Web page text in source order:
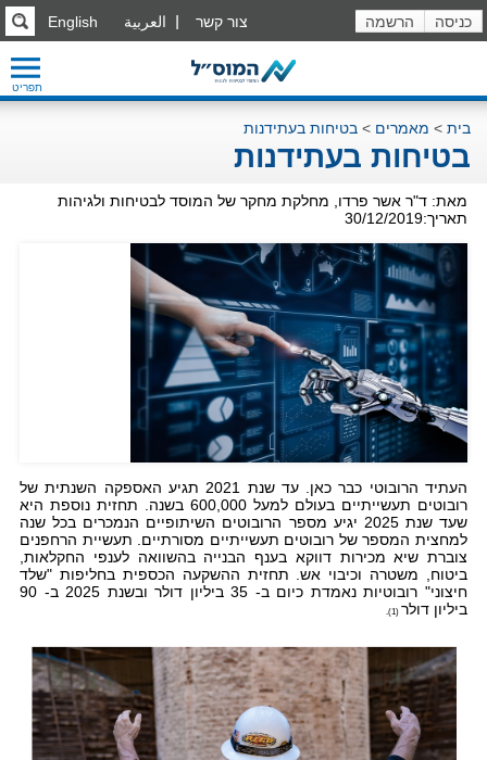
כניסה הרשמה English العربية צור קשר
תפריט
בית > מאמרים > בטיחות בעתידנות
בטיחות בעתידנות
מאת: ד"ר אשר פרדו, מחלקת מחקר של המוסד לבטיחות ולגיהות
תאריך:30/12/2019
העתיד הרובוטי כבר כאן. עד שנת 2021 תגיע האספקה השנתית של
רובוטים תעשייתיים בעולם למעל 600,000 בשנה. תחזית נוספת היא
שעד שנת 2025 יגיע מספר הרובוטים השיתופיים הנמכרים בכל שנה
למחצית המספר של רובוטים תעשייתיים מסורתיים. תעשיית הרחפנים
צוברת שיא מכירות דווקא בענף הבנייה בהשוואה לענפי החקלאות,
ביטוח, משטרה וכיבוי אש. תחזית ההשקעה הכספית בחליפות "שלד
חיצוני" רובוטיות נאמדת כיום ב- 35 ביליון דולר ובשנת 2025 ב- 90
ביליון דולר (1).